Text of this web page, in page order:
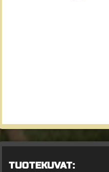
TUOTEKUVAT: